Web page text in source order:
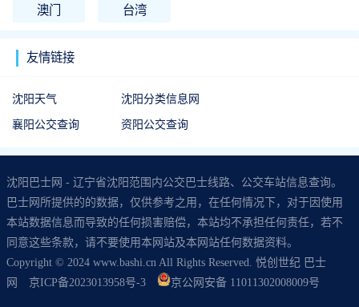
澳门 台湾
友情链接
沈阳天气 沈阳分类信息网
襄阳公交查询 资阳公交查询
沈阳巴士网 - 辽宁省沈阳范围内公交巴士线路、公交车站信息查询。
巴士网所提供的的数据，仅供参考之用，在任何情况下，对于因使用
本站数据信息而导致的任何损害赔偿，本站均不承担任何责任，若不
同意这些条款，请不要使用本网站及本网站任何数据资料。
Copyright © 2024 www.bashi.cn All Rights Reserved. 悦创世纪 巴士
网 京ICP备2023013958号-3 京公网安备 11011302008009号